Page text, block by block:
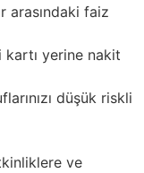
arasındaki faiz
kartı yerine nakit
düşük riskli
ve